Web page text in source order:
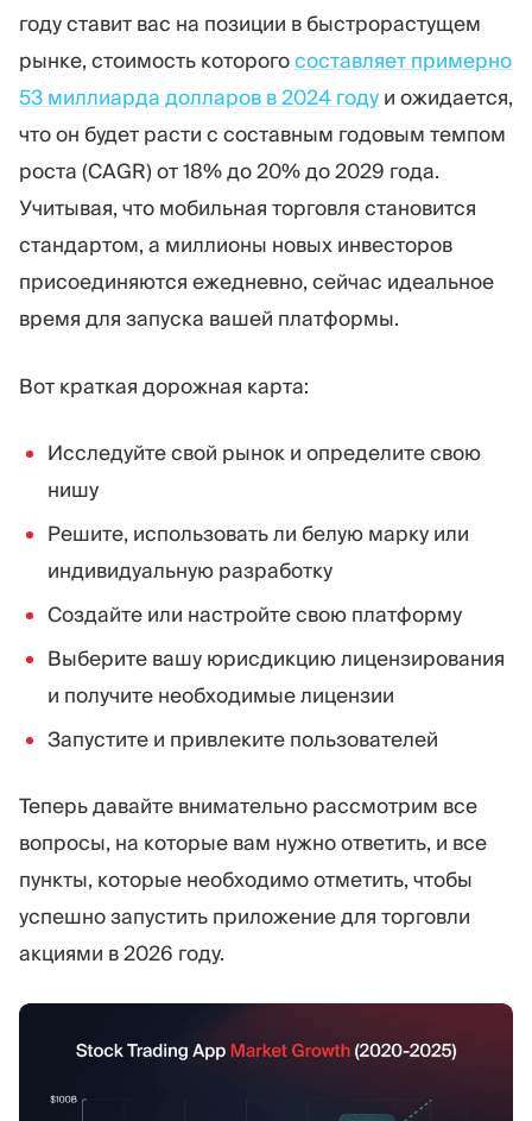
году ставит вас на позиции в быстрорастущем
рынке, стоимость которогосоставляет примерно
53 миллиарда долларов в 2024 году и ожидается,
что он будет расти с составным годовым темпом
роста (CAGR) от 18% до 20% до 2029 года.
Учитывая, что мобильная торговля становится
стандартом, а миллионы новых инвесторов
присоединяются ежедневно, сейчас идеальное
время для запуска вашей платформы.
Вот краткая дорожная карта:
Исследуйте свой рынок и определите свою
нишу
Решите, использовать ли белую марку или
индивидуальную разработку
Создайте или настройте свою платформу
Выберите вашу юрисдикцию лицензирования
и получите необходимые лицензии
Запустите и привлеките пользователей
Теперь давайте внимательно рассмотрим все
вопросы, на которые вам нужно ответить, и все
пункты, которые необходимо отметить, чтобы
успешно запустить приложение для торговли
акциями в 2026 году.
Торговая платформа Back-office
РЕСУРСЫ
Руководство по
маркетингу
Блог
Словарь терминов
Видеоуроки
Калькулятор прибыли
Бизнес План
ЕЩЁ
О нас
Команда
Цифры
Новости компании
Карьера
Устойчивость
ПОДПИШИТЕСЬ НА НАС